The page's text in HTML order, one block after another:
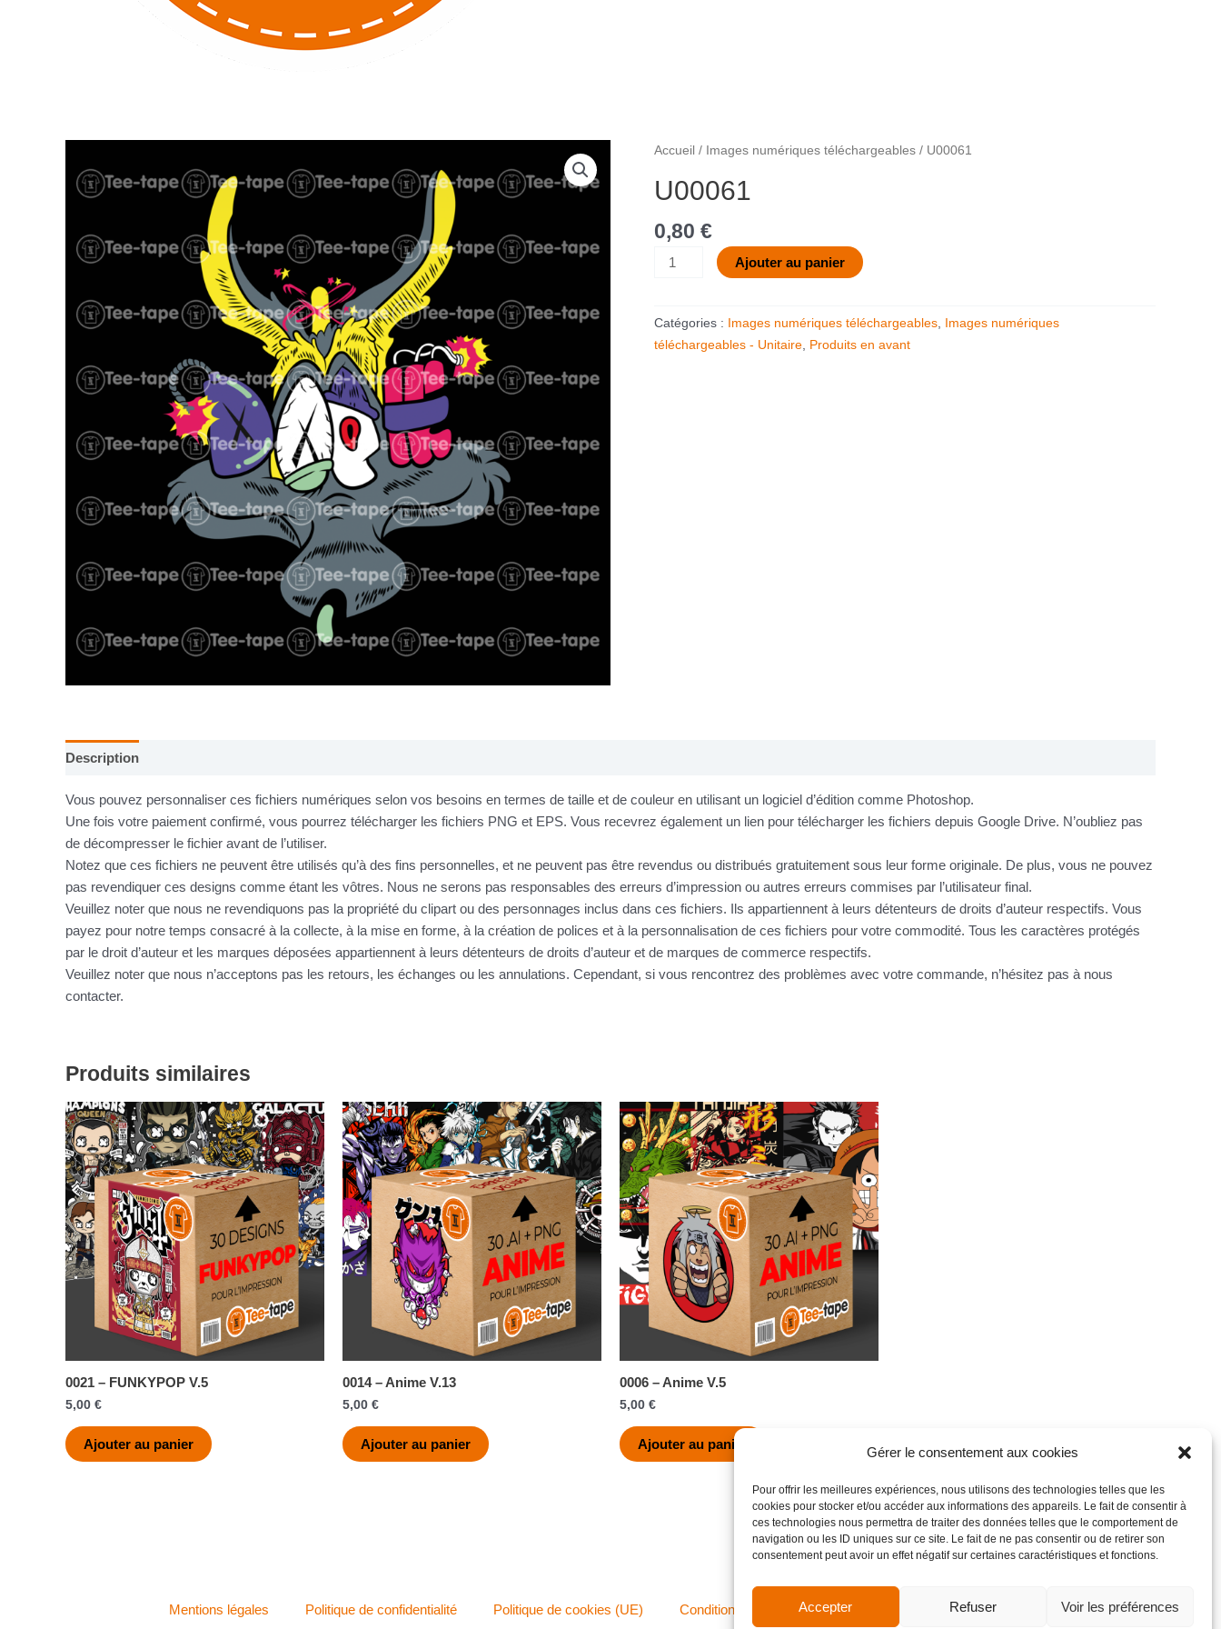
Gérer le consentement aux cookies
Pour offrir les meilleures expériences, nous utilisons des technologies telles que les
cookies pour stocker et/ou accéder aux informations des appareils. Le fait de consentir à
ces technologies nous permettra de traiter des données telles que le comportement de
navigation ou les ID uniques sur ce site. Le fait de ne pas consentir ou de retirer son
consentement peut avoir un effet négatif sur certaines caractéristiques et fonctions.
Accepter Refuser Voir les préférences
Accueil / Images numériques téléchargeables / U00061
U00061
0,80 €
quantité
U00061
Ajouter au panier
Catégories : Images numériques téléchargeables,
Images numériques
téléchargeables - Unitaire, Produits en avant
Description
Vous pouvez personnaliser ces fichiers numériques selon vos besoins en termes de taille et de couleur en utilisant un logiciel d’édition comme Photoshop.
Une fois votre paiement confirmé, vous pourrez télécharger les fichiers PNG et EPS. Vous recevrez également un lien pour télécharger les fichiers depuis Google Drive. N’oubliez pas
de décompresser le fichier avant de l’utiliser.
Notez que ces fichiers ne peuvent être utilisés qu’à des fins personnelles, et ne peuvent pas être revendus ou distribués gratuitement sous leur forme originale. De plus, vous ne pouvez
pas revendiquer ces designs comme étant les vôtres. Nous ne serons pas responsables des erreurs d’impression ou autres erreurs commises par l’utilisateur final.
Veuillez noter que nous ne revendiquons pas la propriété du clipart ou des personnages inclus dans ces fichiers. Ils appartiennent à leurs détenteurs de droits d’auteur respectifs. Vous
payez pour notre temps consacré à la collecte, à la mise en forme, à la création de polices et à la personnalisation de ces fichiers pour votre commodité. Tous les caractères protégés
par le droit d’auteur et les marques déposées appartiennent à leurs détenteurs de droits d’auteur et de marques de commerce respectifs.
Veuillez noter que nous n’acceptons pas les retours, les échanges ou les annulations. Cependant, si vous rencontrez des problèmes avec votre commande, n’hésitez pas à nous
contacter.
Produits similaires
0021 – FUNKYPOP V.5
5,00 €
Ajouter au panier
0014 – Anime V.13
5,00 €
Ajouter au panier
0006 – Anime V.5
5,00 €
Ajouter au panier
Mentions légales Politique de confidentialité Politique de cookies (UE) Conditions générales de vente Site réalisé par VBAUDRY